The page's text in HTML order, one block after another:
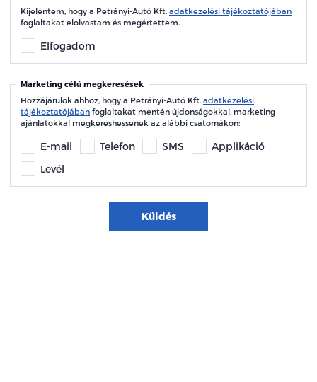
Kijelentem, hogy a Petrányi-Autó Kft. adatkezelési tájékoztatójában
foglaltakat elolvastam és megértettem.
Elfogadom
Marketing célú megkeresések
Hozzájárulok ahhoz, hogy a Petrányi-Autó Kft. adatkezelési
tájékoztatójában foglaltakat mentén újdonságokkal, marketing
ajánlatokkal megkereshessenek az alábbi csatornákon:
E-mail Telefon SMS
Applikáció
Levél
Küldés